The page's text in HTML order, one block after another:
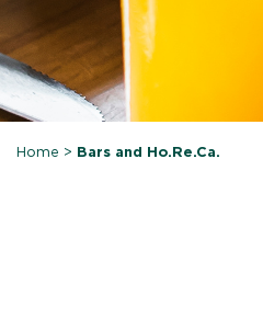
Home > Bars and Ho.Re.Ca.